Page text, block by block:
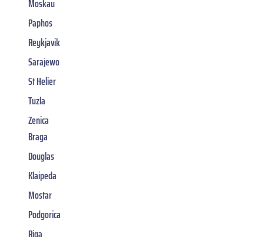
Moskau
Paphos
Reykjavik
Sarajewo
St Helier
Tuzla
Zenica
Braga
Douglas
Klaipeda
Mostar
Podgorica